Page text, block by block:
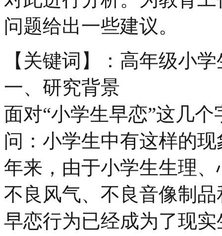
问题给出一些建议。
【关键词】：高年级小
一、研究背景
面对“小学生早恋”这几
问：小学生中有这样的
年来，由于小学生生理
不良风气、不良音像制
早恋行为已经成为了现